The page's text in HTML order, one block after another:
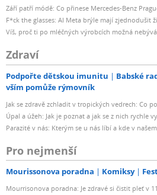
Září patří módě: Co přinese Mercedes-Benz
F*ck the glasses: AI Meta brýle mají zjednodušit
Víš, proč ti po mléčných výrobcích možná
Zdraví
Podpořte dětskou imunitu Babské
vším pomůže rýmovník
Jak se zdravě zchladit v tropických vedrech: Co
Úpal a úžeh: Jak je poznat a jak se z nich rychle
Parazité v nás: Kterým se u nás líbí a kde v
Pro nejmenší
Mourissonova poradna Komiksy
Mourrisonova poradna: Je zdravé si čistit pleť v